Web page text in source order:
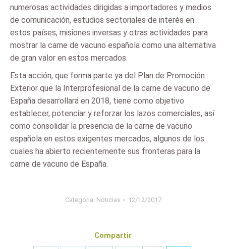
numerosas actividades dirigidas a importadores y medios
de comunicación, estudios sectoriales de interés en
estos países, misiones inversas y otras actividades para
mostrar la carne de vacuno española como una alternativa
de gran valor en estos mercados.
Esta acción, que forma parte ya del Plan de Promoción
Exterior que la Interprofesional de la carne de vacuno de
España desarrollará en 2018, tiene como objetivo
establecer, potenciar y reforzar los lazos comerciales, así
como consolidar la presencia de la carne de vacuno
española en estos exigentes mercados, algunos de los
cuales ha abierto recientemente sus fronteras para la
carne de vacuno de España.
Categoria: Noticias 12/12/2017
Compartir